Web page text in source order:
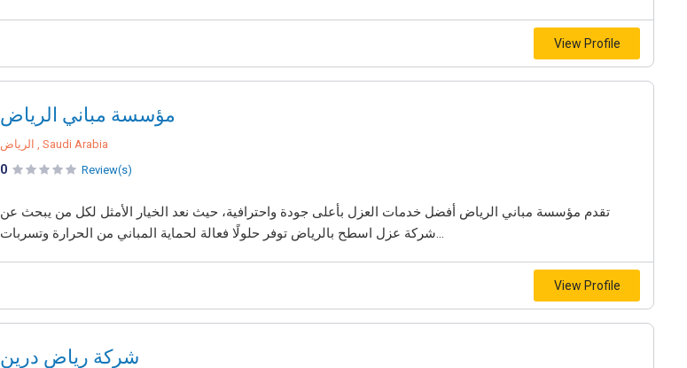
View Profile
مؤسسة مباني الرياض
الرياض , Saudi Arabia
0 Review(s)
تقدم مؤسسة مباني الرياض أفضل خدمات العزل بأعلى جودة واحترافية، حيث نعد الخيار الأمثل لكل من يبحث عن
شركة عزل اسطح بالرياض توفر حلولًا فعالة لحماية المباني من الحرارة وتسربات...
View Profile
شركة رياض درين